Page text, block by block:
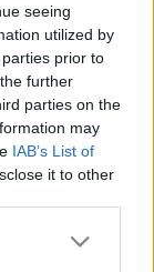
seeing
utilized by
prior to
further
parties on the
may
IAB’s List of
it to other
more Google
etűdötDe mivel
is
hátrányos